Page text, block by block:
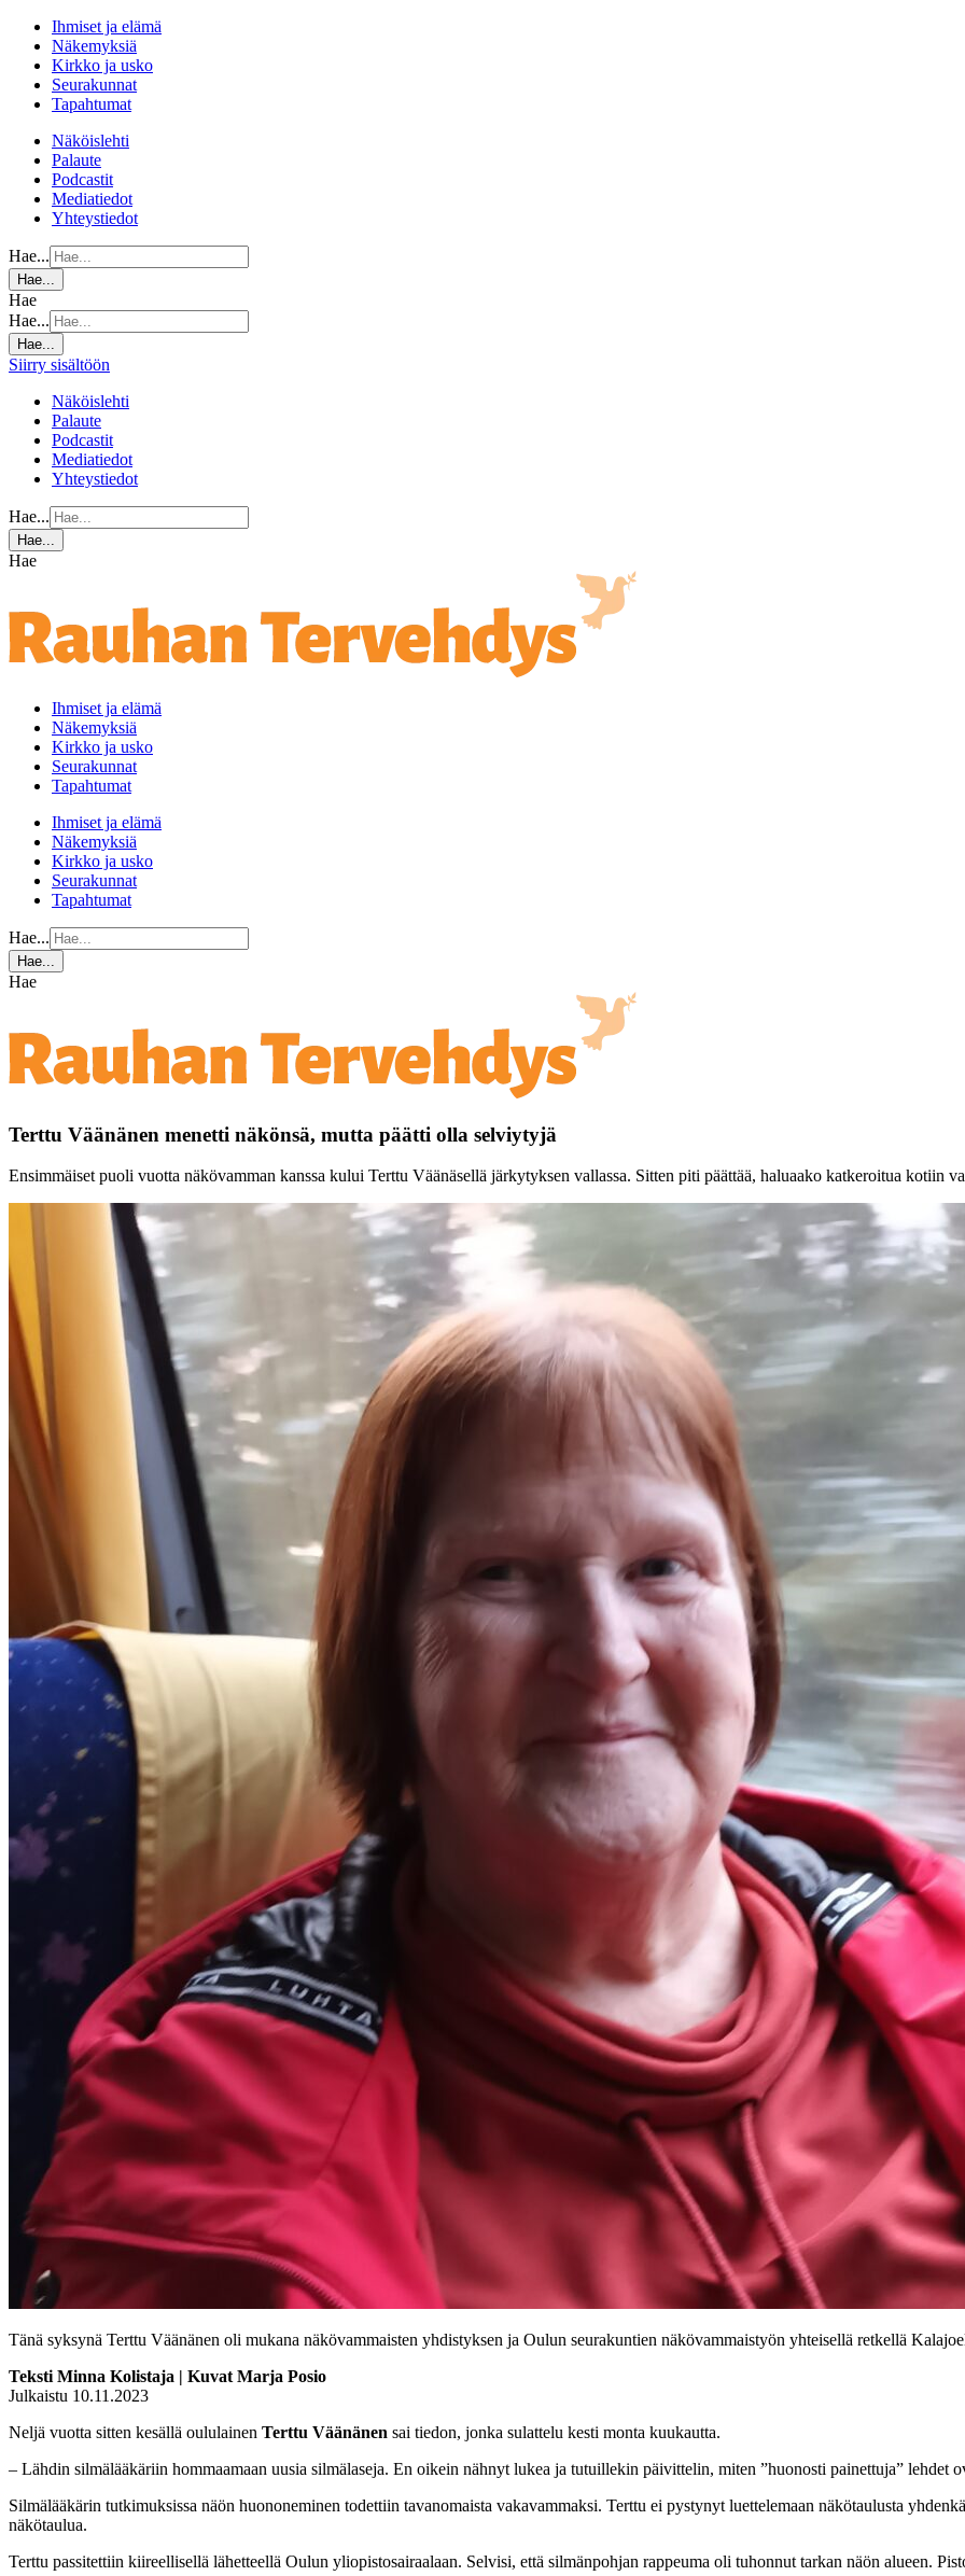
Ihmiset ja elämä
Näkemyksiä
Kirkko ja usko
Seurakunnat
Tapahtumat
Näköislehti
Palaute
Podcastit
Mediatiedot
Yhteystiedot
Hae...
Hae...
Hae
Hae...
Hae...
Siirry sisältöön
Näköislehti
Palaute
Podcastit
Mediatiedot
Yhteystiedot
Hae...
Hae...
Hae
Ihmiset ja elämä
Näkemyksiä
Kirkko ja usko
Seurakunnat
Tapahtumat
Ihmiset ja elämä
Näkemyksiä
Kirkko ja usko
Seurakunnat
Tapahtumat
Hae...
Hae...
Hae
Terttu Väänänen menetti näkönsä, mutta päätti olla selviytyjä
Ensimmäiset puoli vuotta näkövamman kanssa kului Terttu Väänäsellä järkytyksen vallassa. Sitten piti päättää, haluaako katkeroitua kotiin
Tänä syksynä Terttu Väänänen oli mukana näkövammaisten yhdistyksen ja Oulun seurakuntien näkövammaistyön yhteisellä retkellä
Teksti Minna Kolistaja | Kuvat Marja Posio
Julkaistu 10.11.2023
Neljä vuotta sitten kesällä oululainen Terttu Väänänen sai tiedon, jonka sulattelu kesti monta kuukautta.
– Lähdin silmälääkäriin hommaamaan uusia silmälaseja. En oikein nähnyt lukea ja tutuillekin päivittelin, miten ”huonosti painettuja” lehdet
Silmälääkärin tutkimuksissa näön huononeminen todettiin tavanomaista vakavammaksi. Terttu ei pystynyt luettelemaan näkötaulusta
näkötaulua.
Terttu passitettiin kiireellisellä lähetteellä Oulun yliopistosairaalaan. Selvisi, että silmänpohjan rappeuma oli tuhonnut tarkan näön alueen.